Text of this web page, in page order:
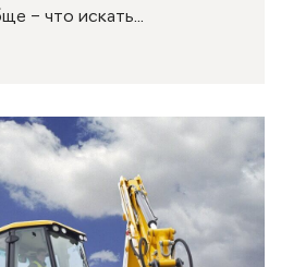
– что искать...